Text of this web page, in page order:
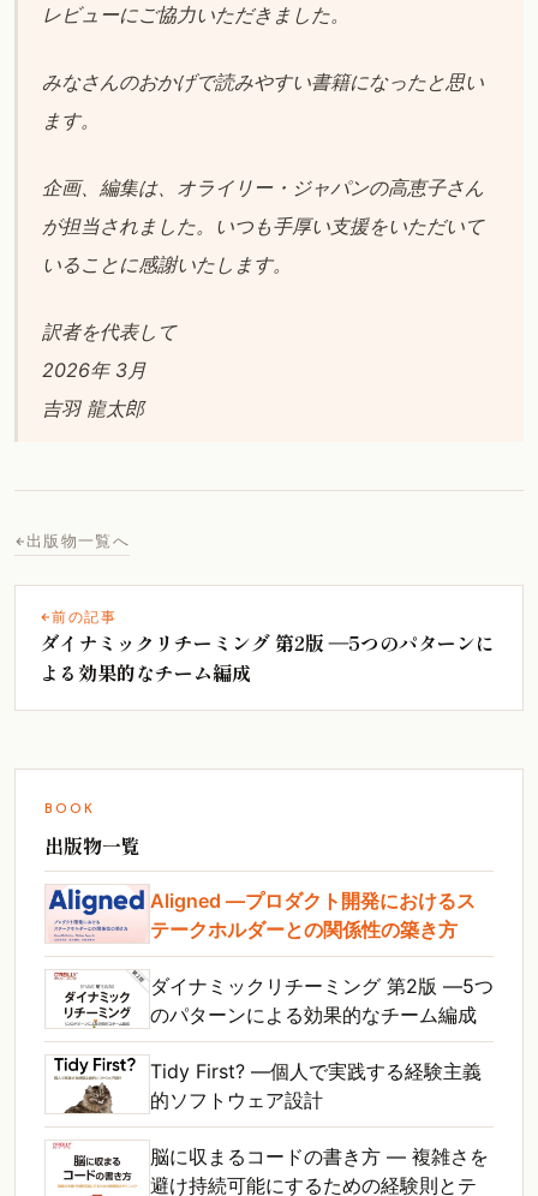
レビューにご協力いただきました。
みなさんのおかげで読みやすい書籍になったと思い
ます。
企画、編集は、オライリー・ジャパンの高恵子さん
が担当されました。いつも手厚い支援をいただいて
いることに感謝いたします。
訳者を代表して
2026年 3月
吉羽 龍太郎
出版物一覧へ
前の記事
ダイナミックリチーミング 第2版 ―5つのパターンに
よる効果的なチーム編成
BOOK
出版物一覧
Aligned ―プロダクト開発におけるス
テークホルダーとの関係性の築き方
ダイナミックリチーミング 第2版 ―5つ
のパターンによる効果的なチーム編成
Tidy First? ―個人で実践する経験主義
的ソフトウェア設計
脳に収まるコードの書き方 ― 複雑さを
避け持続可能にするための経験則とテ